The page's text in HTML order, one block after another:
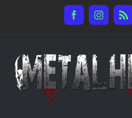
FacebookInstagram
Rss